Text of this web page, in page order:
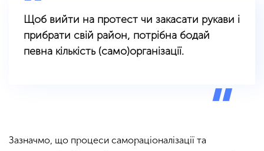
Щоб вийти на протест чи закасати рукави і
прибрати свій район, потрібна бодай
певна кількість (само)організації.
Зазначмо, що процеси самораціоналізації та